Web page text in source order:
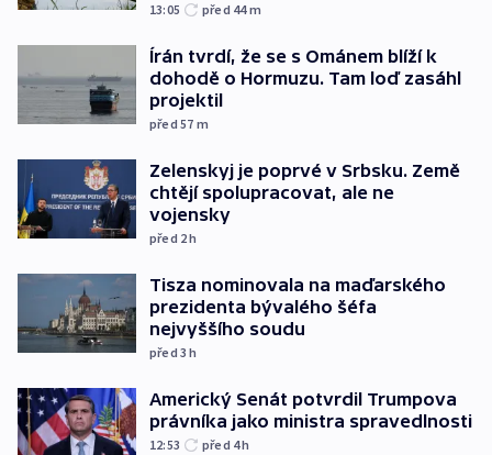
13:05 před 44m
Írán tvrdí, že se s Ománem blíží k
dohodě o Hormuzu. Tam loď zasáhl
projektil
před 57 m
Zelenskyj je poprvé v Srbsku. Země
chtějí spolupracovat, ale ne
vojensky
před 2h
Tisza nominovala na maďarského
prezidenta bývalého šéfa
nejvyššího soudu
před 3h
Americký Senát potvrdil Trumpova
právníka jako ministra spravedlnosti
12:53 před 4h